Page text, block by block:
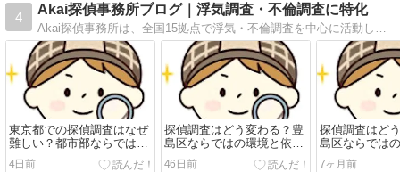
4
Akai探偵事務所ブログ｜浮気調査・不倫調査に特化
東京都での探偵調査はなぜ
難しい？都市部ならではの
特徴と依頼時のポイント
4日前
探偵調査はどう変わる？豊
島区ならではの環境と依頼
時のポイント
46日前
探偵調査はど
島区ならでは
時のポイント
7ヶ月前